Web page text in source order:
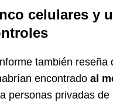
celulares y
también reseña
encontrado al
personas privadas